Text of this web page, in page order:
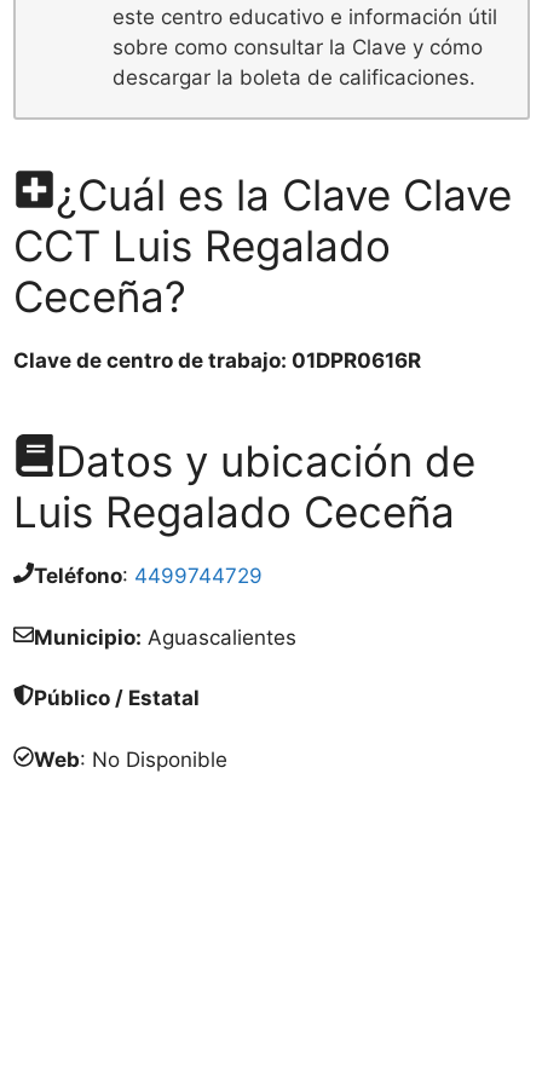
este centro educativo e información útil
sobre como consultar la Clave y cómo
descargar la boleta de calificaciones.
¿Cuál es la Clave Clave
CCT Luis Regalado
Ceceña?
Clave de centro de trabajo: 01DPR0616R
Datos y ubicación de
Luis Regalado Ceceña
Teléfono: 4499744729
Municipio: Aguascalientes
Público / Estatal
Web: No Disponible